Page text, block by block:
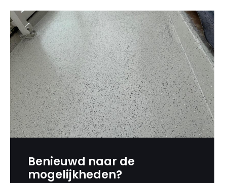
Benieuwd naar de
mogelijkheden?